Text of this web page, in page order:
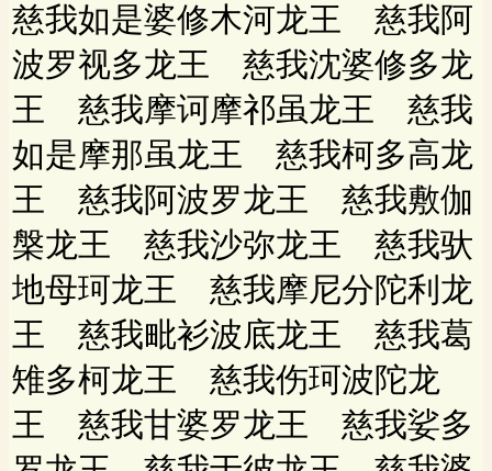
慈我如是婆修木河龙王 慈我阿
波罗视多龙王 慈我沈婆修多龙
王 慈我摩诃摩祁虽龙王 慈我
如是摩那虽龙王 慈我柯多高龙
王 慈我阿波罗龙王 慈我敷伽
槃龙王 慈我沙弥龙王 慈我驮
地母珂龙王 慈我摩尼分陀利龙
王 慈我毗衫波底龙王 慈我葛
雉多柯龙王 慈我伤珂波陀龙
王 慈我甘婆罗龙王 慈我娑多